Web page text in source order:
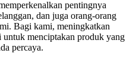
pentingnya
dan juga orang-orang
Bagi kami, meningkatkan
untuk menciptakan produk yang
percaya.